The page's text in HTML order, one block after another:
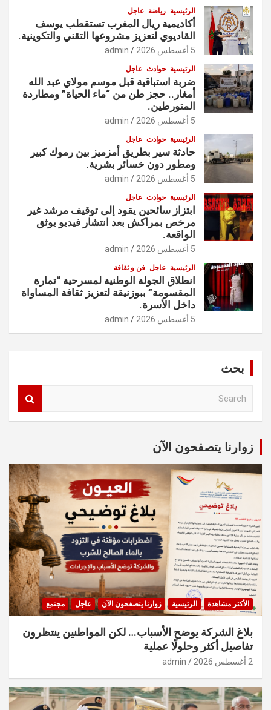
الرئيسية رياضة عاجل
أكاديمية ريال المغرب تستقطب يوسف
القاديوي لتعزيز مشروعها التقني والتكوينية.
5 أغسطس 2026 admin
الرئيسية حوادث عاجل
ضربة استباقية قبل موسم مولاي عبد الله
أمغار.. حجز طن من “ماء الحياة” ومطاردة
المتورطين.
5 أغسطس 2026 admin
الرئيسية حوادث عاجل
حادثة سير بطريق أمزميز بين رموك كبير
ومطور دون خسائر بشرية.
5 أغسطس 2026 admin
الرئيسية حوادث عاجل
ابتزاز سائحين يقود إلى توقيف مرشد غير
مرخص بمراكش بعد انتشار فيديو يوثق
الواقعة.
5 أغسطس 2026 admin
الرئيسية عاجل فن و ثقافة
انطلاق الجولة الوطنية لمسرحية “تمارة
المقسومة” ببوزنيقة لتعزيز ثقافة المساواة
داخل الأسرة.
5 أغسطس 2026 admin
بحث
c
h
زوارنا يتصفحون الآن
الأكثر مشاهدة الرئيسية زوارنا يتصفحون الآن عاجل مجتمع
بلاغ الشركة يوضح الأسباب… لكن المواطنين ينتظرون
تفاصيل أكثر وحلولًا عملية
2 أغسطس 2026 admin